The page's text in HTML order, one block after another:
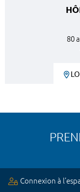
80
Connexion à